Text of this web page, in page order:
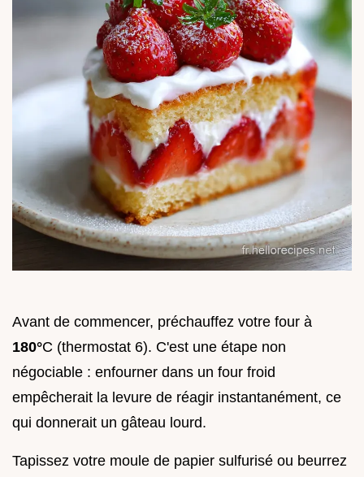
Avant de commencer, préchauffez votre four à
180°C (thermostat 6). C'est une étape non
négociable : enfourner dans un four froid
empêcherait la levure de réagir instantanément, ce
qui donnerait un gâteau lourd.
Tapissez votre moule de papier sulfurisé ou beurrez